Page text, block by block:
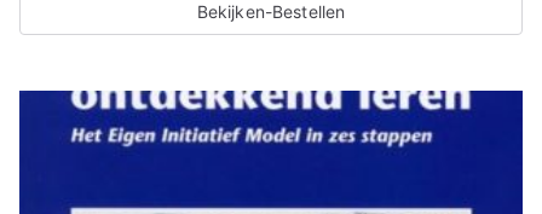
Bekijken-Bestellen